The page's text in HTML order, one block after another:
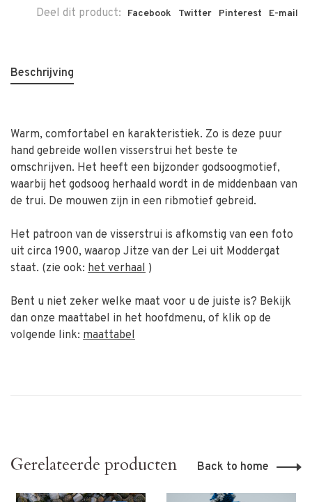
Deel dit product: Facebook Twitter Pinterest E-mail
Beschrijving
Warm, comfortabel en karakteristiek. Zo is deze puur
hand gebreide wollen visserstrui het beste te
omschrijven. Het heeft een bijzonder godsoogmotief,
waarbij het godsoog herhaald wordt in de middenbaan van
de trui. De mouwen zijn in een ribmotief gebreid.
Het patroon van de visserstrui is afkomstig van een foto
uit circa 1900, waarop Jitze van der Lei uit Moddergat
staat. (zie ook: het verhaal )
Bent u niet zeker welke maat voor u de juiste is? Bekijk
dan onze maattabel in het hoofdmenu, of klik op de
volgende link: maattabel
Gerelateerde producten Back to home